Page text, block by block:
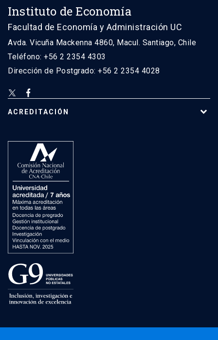
Instituto de Economía
Facultad de Economía y Administración UC
Avda. Vicuña Mackenna 4860, Macul. Santiago, Chile
Teléfono: +56 2 2354 4303
Dirección de Postgrado: +56 2 2354 4028
ACREDITACIÓN